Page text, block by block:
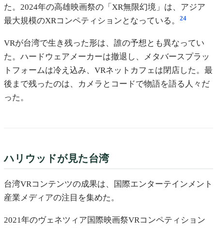
た。2024年の高雄映画祭の「XR無限幻境」は、アジア
最大規模のXRコンペティションとなっている。
24
VRが台湾で生き残った形は、誰の予想とも異なってい
た。ハードウェアメーカーは撤退し、メタバースプラッ
トフォームは冷え込み、VRネットカフェは閉店した。最
後まで残ったのは、カメラとコードで物語を語る人々だ
った。
ハリウッドが見た台湾
台湾VRコンテンツの成果は、国際エンターテインメント
産業メディアの注目を集めた。
2021年のヴェネツィア国際映画祭VRコンペティション